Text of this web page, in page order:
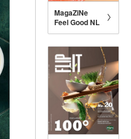
MagaZiNe
Feel Good NL